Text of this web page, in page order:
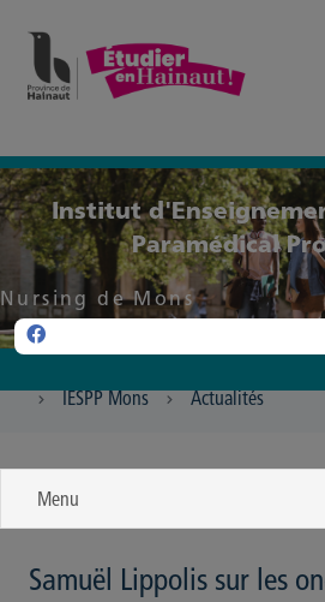
Institut
Paramédical
Nursing de Mons
IESPP Mons Actualités
Menu
Samuël Lippolis sur les